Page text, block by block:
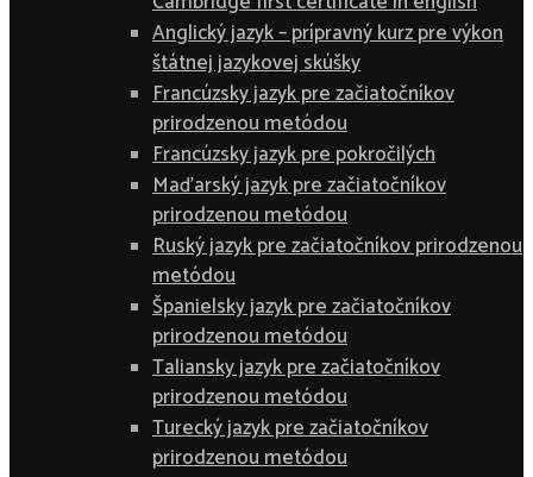
Anglický jazyk – prípravný kurz pre výkon
štátnej jazykovej skúšky
Francúzsky jazyk pre začiatočníkov
prirodzenou metódou
Francúzsky jazyk pre pokročilých
Maďarský jazyk pre začiatočníkov
prirodzenou metódou
Ruský jazyk pre začiatočníkov prirodzenou
metódou
Španielsky jazyk pre začiatočníkov
prirodzenou metódou
Taliansky jazyk pre začiatočníkov
prirodzenou metódou
Turecký jazyk pre začiatočníkov
prirodzenou metódou